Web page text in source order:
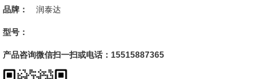
品牌： 润泰达
型号：
产品咨询微信扫一扫或电话：15515887365